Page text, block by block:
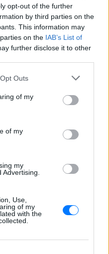
opt-out of the further
by third parties on the
This information may
on the IAB’s List of
further disclose it to other
Outs
of my
of my
my
Use,
of my
with the